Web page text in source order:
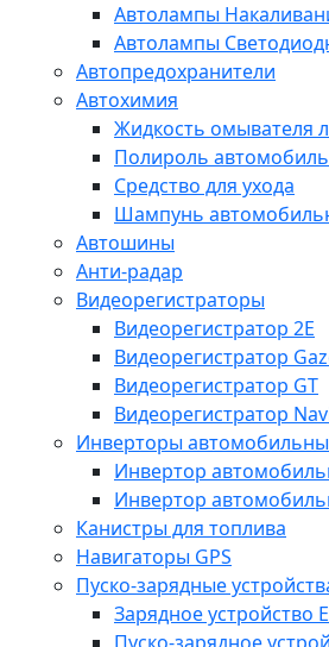
Автолампы
Автолампы
Автопредохранители
Автохимия
Жидкость омывателя
Полироль
Средство для ухода
Шампунь
Автошины
Анти-радар
Видеорегистраторы
Видеорегистратор 2E
Видеорегистратор
Видеорегистратор GT
Видеорегистратор
Инверторы
Инвертор
Инвертор
Канистры для топлива
Навигаторы GPS
Пуско-зарядные
Зарядное устройство